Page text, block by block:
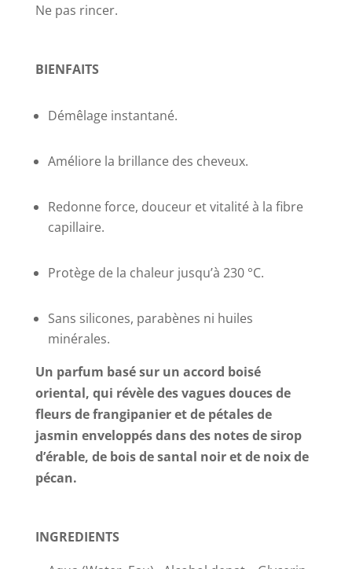
Ne pas rincer.
BIENFAITS
Démêlage instantané.
Améliore la brillance des cheveux.
Redonne force, douceur et vitalité à la fibre
capillaire.
Protège de la chaleur jusqu’à 230 °C.
Sans silicones, parabènes ni huiles
minérales.
Un parfum basé sur un accord boisé
oriental, qui révèle des vagues douces de
fleurs de frangipanier et de pétales de
jasmin enveloppés dans des notes de sirop
d’érable, de bois de santal noir et de noix de
pécan.
INGREDIENTS